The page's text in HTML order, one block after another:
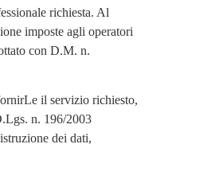
richiesta. Al
imposte agli operatori
con D.M. n.
il servizio richiesto,
n. 196/2003
dei dati,